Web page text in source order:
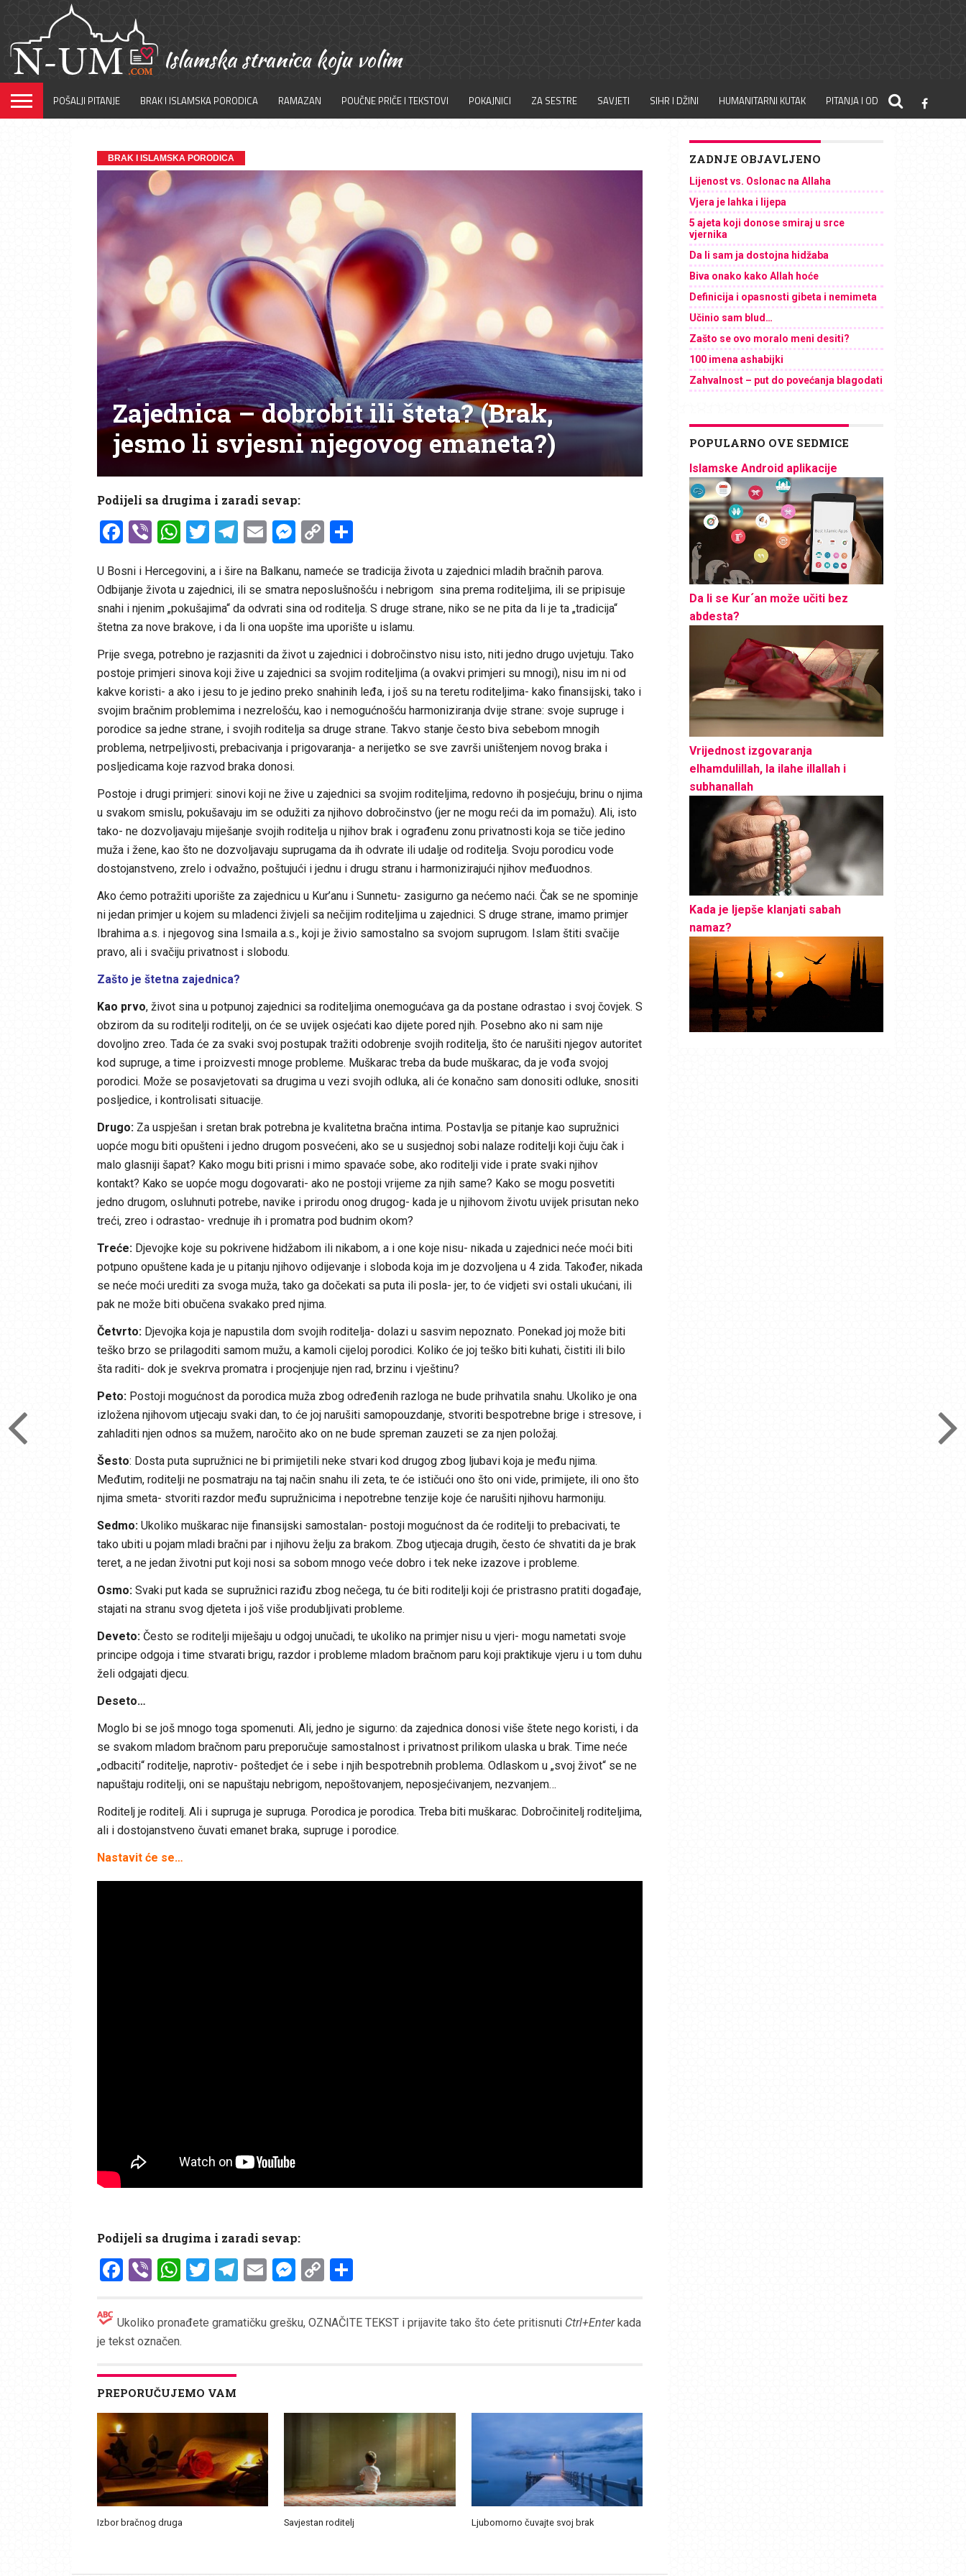
POŠALJI PITANJE BRAK I ISLAMSKA PORODICA RAMAZAN POUČNE PRIČE I TEKSTOVI POKAJNICI ZA SESTRE SAVJETI SIHR I DŽINI HUMANITARNI KUTAK PITANJA I ODGOVORI
BRAK I ISLAMSKA PORODICA
Zajednica – dobrobit ili šteta? (Brak,
jesmo li svjesni njegovog emaneta?)
Podijeli sa drugima i zaradi sevap:
Facebook
ViberWhatsApp
Twitter
Telegram
EmailMessenger
Copy
U Bosni i Hercegovini, a i šire na Balkanu, nameće se tradicija života u zajednici mladih bračnih parova.
Odbijanje života u zajednici, ili se smatra neposlušnošću i nebrigom sina prema roditeljima, ili se pripisuje
snahi i njenim „pokušajima“ da odvrati sina od roditelja. S druge strane, niko se ne pita da li je ta „tradicija“
štetna za nove brakove, i da li ona uopšte ima uporište u islamu.
Prije svega, potrebno je razjasniti da život u zajednici i dobročinstvo nisu isto, niti jedno drugo uvjetuju. Tako
postoje primjeri sinova koji žive u zajednici sa svojim roditeljima (a ovakvi primjeri su mnogi), nisu im ni od
kakve koristi- a ako i jesu to je jedino preko snahinih leđa, i još su na teretu roditeljima- kako finansijski, tako i
svojim bračnim problemima i nezrelošću, kao i nemogućnošću harmoniziranja dvije strane: svoje supruge i
porodice sa jedne strane, i svojih roditelja sa druge strane. Takvo stanje često biva sebebom mnogih
problema, netrpeljivosti, prebacivanja i prigovaranja- a nerijetko se sve završi uništenjem novog braka i
posljedicama koje razvod braka donosi.
Postoje i drugi primjeri: sinovi koji ne žive u zajednici sa svojim roditeljima, redovno ih posjećuju, brinu o njima
u svakom smislu, pokušavaju im se odužiti za njihovo dobročinstvo (jer ne mogu reći da im pomažu). Ali, isto
tako- ne dozvoljavaju miješanje svojih roditelja u njihov brak i ograđenu zonu privatnosti koja se tiče jedino
muža i žene, kao što ne dozvoljavaju suprugama da ih odvrate ili udalje od roditelja. Svoju porodicu vode
dostojanstveno, zrelo i odvažno, poštujući i jednu i drugu stranu i harmonizirajući njihov međuodnos.
Ako ćemo potražiti uporište za zajednicu u Kur’anu i Sunnetu- zasigurno ga nećemo naći. Čak se ne spominje
ni jedan primjer u kojem su mladenci živjeli sa nečijim roditeljima u zajednici. S druge strane, imamo primjer
Ibrahima a.s. i njegovog sina Ismaila a.s., koji je živio samostalno sa svojom suprugom. Islam štiti svačije
pravo, ali i svačiju privatnost i slobodu.
Zašto je štetna zajednica?
Kao prvo, život sina u potpunoj zajednici sa roditeljima onemogućava ga da postane odrastao i svoj čovjek. S
obzirom da su roditelji roditelji, on će se uvijek osjećati kao dijete pored njih. Posebno ako ni sam nije
dovoljno zreo. Tada će za svaki svoj postupak tražiti odobrenje svojih roditelja, što će narušiti njegov autoritet
kod supruge, a time i proizvesti mnoge probleme. Muškarac treba da bude muškarac, da je vođa svojoj
porodici. Može se posavjetovati sa drugima u vezi svojih odluka, ali će konačno sam donositi odluke, snositi
posljedice, i kontrolisati situacije.
Drugo:Za uspješan i sretan brak potrebna je kvalitetna bračna intima. Postavlja se pitanje kao supružnici
uopće mogu biti opušteni i jedno drugom posvećeni, ako se u susjednoj sobi nalaze roditelji koji čuju čak i
malo glasniji šapat? Kako mogu biti prisni i mimo spavaće sobe, ako roditelji vide i prate svaki njihov
kontakt? Kako se uopće mogu dogovarati- ako ne postoji vrijeme za njih same? Kako se mogu posvetiti
jedno drugom, osluhnuti potrebe, navike i prirodu onog drugog- kada je u njihovom životu uvijek prisutan neko
treći, zreo i odrastao- vrednuje ih i promatra pod budnim okom?
Treće:Djevojke koje su pokrivene hidžabom ili nikabom, a i one koje nisu- nikada u zajednici neće moći biti
potpuno opuštene kada je u pitanju njihovo odijevanje i sloboda koja im je dozvoljena u 4 zida. Također, nikada
se neće moći urediti za svoga muža, tako ga dočekati sa puta ili posla- jer, to će vidjeti svi ostali ukućani, ili
pak ne može biti obučena svakako pred njima.
Četvrto:Djevojka koja je napustila dom svojih roditelja- dolazi u sasvim nepoznato. Ponekad joj može biti
teško brzo se prilagoditi samom mužu, a kamoli cijeloj porodici. Koliko će joj teško biti kuhati, čistiti ili bilo
šta raditi- dok je svekrva promatra i procjenjuje njen rad, brzinu i vještinu?
Peto:Postoji mogućnost da porodica muža zbog određenih razloga ne bude prihvatila snahu. Ukoliko je ona
izložena njihovom utjecaju svaki dan, to će joj narušiti samopouzdanje, stvoriti bespotrebne brige i stresove, i
zahladiti njen odnos sa mužem, naročito ako on ne bude spreman zauzeti se za njen položaj.
Šesto: Dosta puta supružnici ne bi primijetili neke stvari kod drugog zbog ljubavi koja je među njima.
Međutim, roditelji ne posmatraju na taj način snahu ili zeta, te će ističući ono što oni vide, primijete, ili ono što
njima smeta- stvoriti razdor među supružnicima i nepotrebne tenzije koje će narušiti njihovu harmoniju.
Sedmo:Ukoliko muškarac nije finansijski samostalan- postoji mogućnost da će roditelji to prebacivati, te
tako ubiti u pojam mladi bračni par i njihovu želju za brakom. Zbog utjecaja drugih, često će shvatiti da je brak
teret, a ne jedan životni put koji nosi sa sobom mnogo veće dobro i tek neke izazove i probleme.
Osmo:Svaki put kada se supružnici raziđu zbog nečega, tu će biti roditelji koji će pristrasno pratiti događaje,
stajati na stranu svog djeteta i još više produbljivati probleme.
Deveto:Često se roditelji miješaju u odgoj unučadi, te ukoliko na primjer nisu u vjeri- mogu nametati svoje
principe odgoja i time stvarati brigu, razdor i probleme mladom bračnom paru koji praktikuje vjeru i u tom duhu
želi odgajati djecu.
Deseto…
Moglo bi se još mnogo toga spomenuti. Ali, jedno je sigurno: da zajednica donosi više štete nego koristi, i da
se svakom mladom bračnom paru preporučuje samostalnost i privatnost prilikom ulaska u brak. Time neće
„odbaciti“ roditelje, naprotiv- poštedjet će i sebe i njih bespotrebnih problema. Odlaskom u „svoj život“ se ne
napuštaju roditelji, oni se napuštaju nebrigom, nepoštovanjem, neposjećivanjem, nezvanjem…
Roditelj je roditelj. Ali i supruga je supruga. Porodica je porodica. Treba biti muškarac. Dobročinitelj roditeljima,
ali i dostojanstveno čuvati emanet braka, supruge i porodice.
Nastavit će se…
Podijeli sa drugima i zaradi sevap:
Facebook
ViberWhatsApp
Twitter
Telegram
EmailMessenger
CopyShare
Ukoliko pronađete gramatičku grešku, OZNAČITE TEKST i prijavite tako što ćete pritisnuti Ctrl+Enterkada
je tekst označen.
PREPORUČUJEMO VAM
Izbor bračnog druga Savjestan roditelj Ljubomorno čuvajte svoj brak
ZADNJE OBJAVLJENO
Lijenost vs. Oslonac na Allaha
Vjera je lahka i lijepa
5 ajeta koji donose smiraj u srce
vjernika
Da li sam ja dostojna hidžaba
Biva onako kako Allah hoće
Definicija i opasnosti gibeta i nemimeta
Učinio sam blud…
Zašto se ovo moralo meni desiti?
100 imena ashabijki
Zahvalnost – put do povećanja blagodati
POPULARNO OVE SEDMICE
Islamske Android aplikacije
Da li se Kur´an može učiti bez
abdesta?
Vrijednost izgovaranja
elhamdulillah, la ilahe illallah i
subhanallah
Kada je ljepše klanjati sabah
namaz?